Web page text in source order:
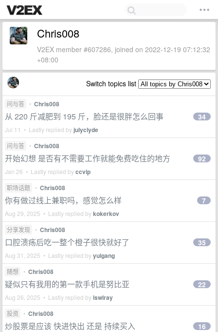
Chris008
V2EX member #607286, joined on 2022-12-19 07:12:32
+08:00
Switch topics list
问与答 • Chris008
从 220 斤减肥到 195 斤，脸还是很胖怎么回事
Jul 11 • Lastly replied by julyclyde
34
问与答 • Chris008
开始幻想 是否有不需要工作就能免费吃住的地方
Jan 26 • Lastly replied byccvip
92
职场话题 • Chris008
你有做过线上兼职吗，感觉怎么样
Aug 29, 2025 • Lastly replied bykokerkov
7
分享发现 • Chris008
口腔溃疡后吃一整个橙子很快就好了
Aug 31, 2025 • Lastly replied byyulgang
35
随想 • Chris008
疑似只有我用的第一款手机是努比亚
Aug 26, 2025 • Lastly replied bylswlray
22
投资 • Chris008
炒股票是应该 快进快出 还是 持续买入 16